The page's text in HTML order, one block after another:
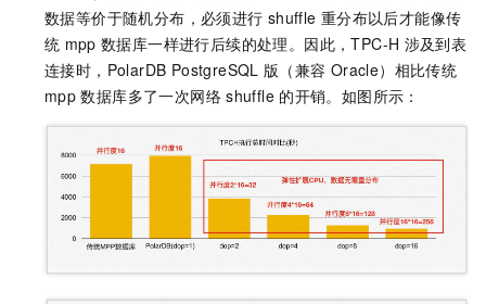
数据等价于随机分布，必须进行 shuffle 重分布以后才能像传
统 mpp 数据库一样进行后续的处理。因此，TPC-H 涉及到表
连接时， PolarDB PostgreSQL 版（兼容 Oracle） 相比传统
mpp 数据库多了一次网络 shuffle 的开销。如图所示：